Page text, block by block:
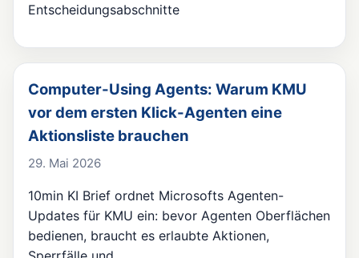
Entscheidungsabschnitte
Computer-Using Agents: Warum KMU
vor dem ersten Klick-Agenten eine
Aktionsliste brauchen
29. Mai 2026
10min KI Brief ordnet Microsofts Agenten-
Updates für KMU ein: bevor Agenten Oberflächen
bedienen, braucht es erlaubte Aktionen,